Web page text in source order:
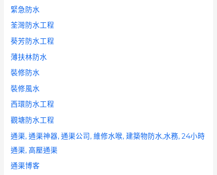
緊急防水
荃灣防水工程
葵芳防水工程
薄扶林防水
裝修防水
裝修風水
西環防水工程
觀塘防水工程
通渠, 通渠神器, 通渠公司, 維修水喉, 建築物防水,水務, 24小時
通渠, 高壓通渠
通渠博客